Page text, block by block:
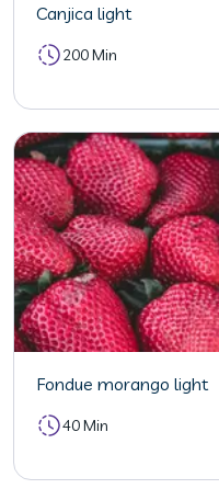
Canjica light
200 Min
Fondue morango light
40 Min